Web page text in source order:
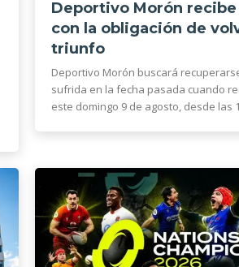
Deportivo Morón recibe
con la obligación de
triunfo
Deportivo Morón buscará
sufrida en la fecha pasada cuando
este domingo 9 de agosto, desde las